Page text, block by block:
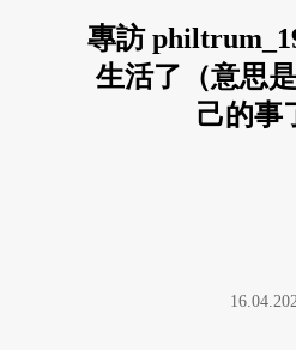
專訪
生活了（意思
己的事